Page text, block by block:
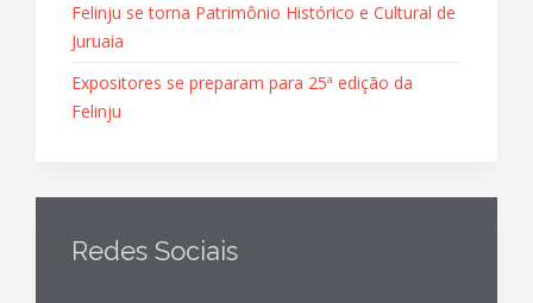
Felinju se torna Patrimônio Histórico e Cultural de
Juruaia
Expositores se preparam para 25ª edição da
Felinju
Redes Sociais